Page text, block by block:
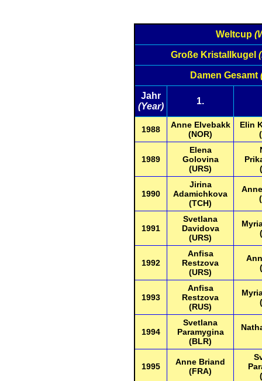
Weltcup
Große Kristallkugel
Damen Gesamt
Jahr
(Year)
1.
1988
Anne Elvebakk
(NOR)
Elin
1989
Elena
Golovina
(URS)
1990
Jirina
Adamichkova
(TCH)
1991
Svetlana
Davidova
(URS)
1992
Anfisa
Restzova
(URS)
1993
Anfisa
Restzova
(RUS)
1994
Svetlana
Paramygina
(BLR)
1995
Anne Briand
(FRA)